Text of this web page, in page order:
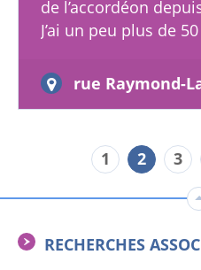
de l’accordéon
J’ai un peu plus de
rue Raymond-
1 2 3
RECHERCHES